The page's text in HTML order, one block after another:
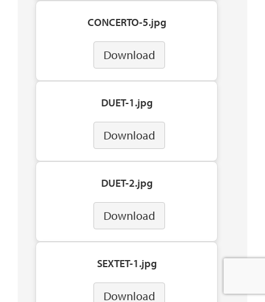
CONCERTO-5.jpg
Download
DUET-1.jpg
Download
DUET-2.jpg
Download
SEXTET-1.jpg
Download